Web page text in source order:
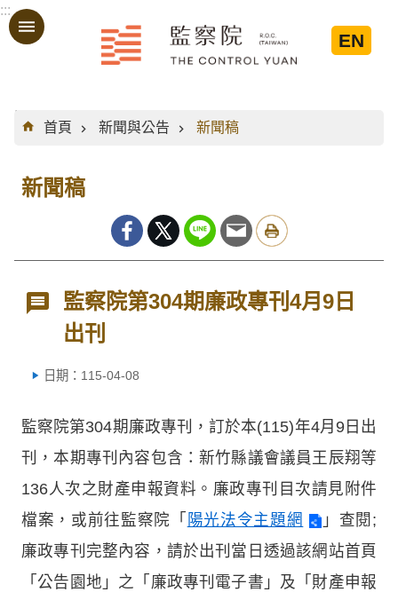
跳到主要內容區塊
:::
EN
:::
首頁
新聞與公告 新聞稿
新聞稿
監察院第304期廉政專刊4月9日
出刊
日期：115-04-08
監察院第304期廉政專刊，訂於本(115)年4月9日出
刊，本期專刊內容包含：新竹縣議會議員王辰翔等
136人次之財產申報資料。廉政專刊目次請見附件
檔案，或前往監察院「 陽光法令主題網
」查閱;
廉政專刊完整內容，請於出刊當日透過該網站首頁
「公告園地」之「廉政專刊電子書」及「財產申報